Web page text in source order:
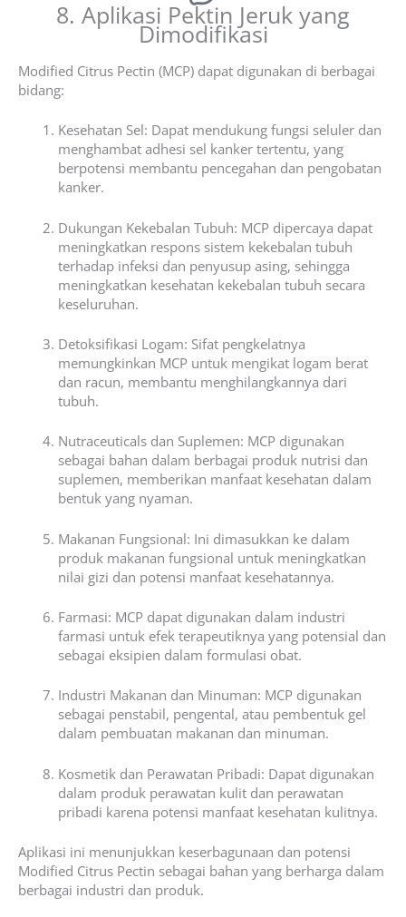
8. Aplikasi Pektin Jeruk yang
Dimodifikasi
Modified Citrus Pectin (MCP) dapat digunakan di berbagai
bidang:
Kesehatan Sel: Dapat mendukung fungsi seluler dan
menghambat adhesi sel kanker tertentu, yang
berpotensi membantu pencegahan dan pengobatan
kanker.
Dukungan Kekebalan Tubuh: MCP dipercaya dapat
meningkatkan respons sistem kekebalan tubuh
terhadap infeksi dan penyusup asing, sehingga
meningkatkan kesehatan kekebalan tubuh secara
keseluruhan.
Detoksifikasi Logam: Sifat pengkelatnya
memungkinkan MCP untuk mengikat logam berat
dan racun, membantu menghilangkannya dari
tubuh.
Nutraceuticals dan Suplemen: MCP digunakan
sebagai bahan dalam berbagai produk nutrisi dan
suplemen, memberikan manfaat kesehatan dalam
bentuk yang nyaman.
Makanan Fungsional: Ini dimasukkan ke dalam
produk makanan fungsional untuk meningkatkan
nilai gizi dan potensi manfaat kesehatannya.
Farmasi: MCP dapat digunakan dalam industri
farmasi untuk efek terapeutiknya yang potensial dan
sebagai eksipien dalam formulasi obat.
Industri Makanan dan Minuman: MCP digunakan
sebagai penstabil, pengental, atau pembentuk gel
dalam pembuatan makanan dan minuman.
Kosmetik dan Perawatan Pribadi: Dapat digunakan
dalam produk perawatan kulit dan perawatan
pribadi karena potensi manfaat kesehatan kulitnya.
Aplikasi ini menunjukkan keserbagunaan dan potensi
Modified Citrus Pectin sebagai bahan yang berharga dalam
berbagai industri dan produk.